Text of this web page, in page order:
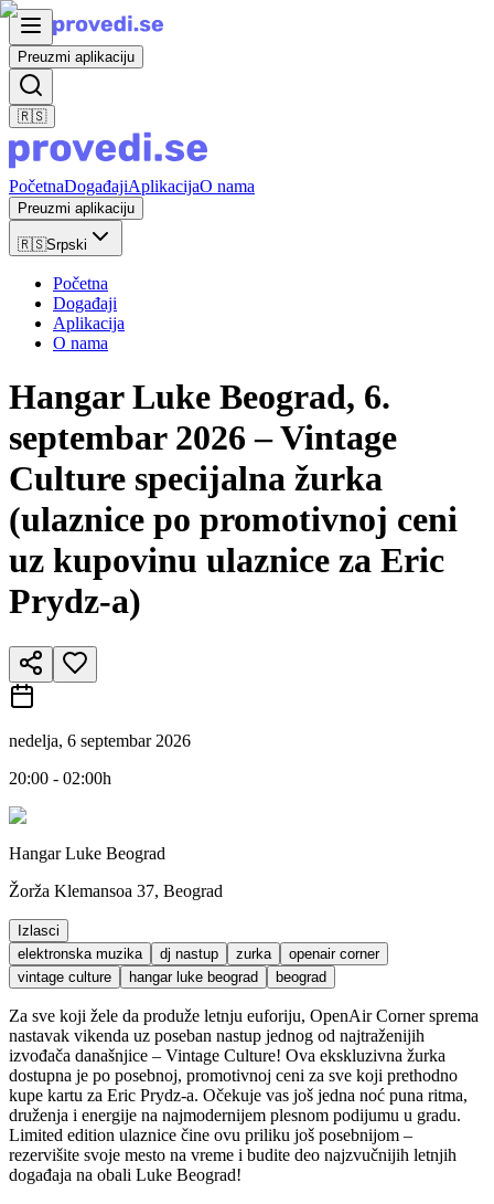
Preuzmi aplikaciju
🇷🇸
PočetnaDogađajiAplikacijaO nama
Preuzmi aplikaciju
🇷🇸Srpski
Početna
Događaji
Aplikacija
O nama
Hangar Luke Beograd, 6.
septembar 2026 – Vintage
Culture specijalna žurka
(ulaznice po promotivnoj ceni
uz kupovinu ulaznice za Eric
Prydz-a)
nedelja, 6 septembar 2026
20:00 - 02:00h
Hangar Luke Beograd
Žorža Klemansoa 37, Beograd
Izlasci
elektronska muzika
dj nastup zurka
openair corner
vintage culture
hangar luke beograd beograd
Za sve koji žele da produže letnju euforiju, OpenAir Corner sprema
nastavak vikenda uz poseban nastup jednog od najtraženijih
izvođača današnjice – Vintage Culture! Ova ekskluzivna žurka
dostupna je po posebnoj, promotivnoj ceni za sve koji prethodno
kupe kartu za Eric Prydz-a. Očekuje vas još jedna noć puna ritma,
druženja i energije na najmodernijem plesnom podijumu u gradu.
Limited edition ulaznice čine ovu priliku još posebnijom –
rezervišite svoje mesto na vreme i budite deo najzvučnijih letnjih
događaja na obali Luke Beograd!